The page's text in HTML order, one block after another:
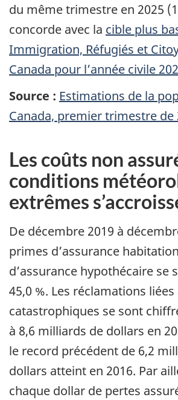
du même trimestre en 2025
concorde avec la cible plus
Immigration, Réfugiés et
Canada pour l’année civile
Source : Estimations de la
Canada, premier trimestre de
Les coûts non
conditions
extrêmes
De décembre 2019 à
primes d’assurance
d’assurance hypothécaire se
45,0 %. Les réclamations
catastrophiques se sont
à 8,6 milliards de dollars en
le record précédent de 6,2
dollars atteint en 2016. Par
chaque dollar de pertes